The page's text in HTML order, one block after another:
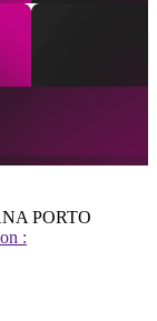
PORTO
: